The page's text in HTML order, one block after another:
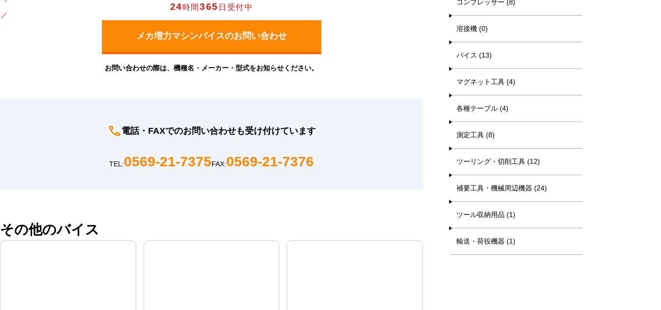
24時間365 日受付中
お問い合わせの際は、機種名・メーカー・型式をお知らせください。
電話・FAXでのお問い合わせも受け付けています
TEL:0569-21-7375FAX:0569-21-7376
その他のバイス
コンプレッサー (8)
溶接機 (0)
バイス (13)
マグネット工具 (4)
各種テーブル (4)
測定工具 (8)
ツーリング・切削工具 (12)
補要工具・機械周辺機器 (24)
ツール収納用品 (1)
輸送・荷役機器 (1)